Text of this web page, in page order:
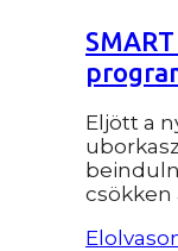
Eljött a
csökken